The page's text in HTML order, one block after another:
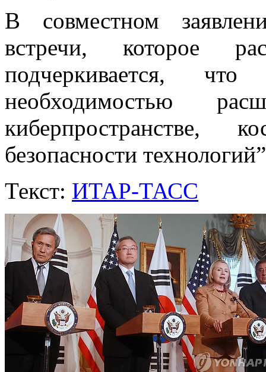
В совместном
встречи, которое
подчеркивается,
необходимостью
безопасности
Текст: ИТАР-ТАСС